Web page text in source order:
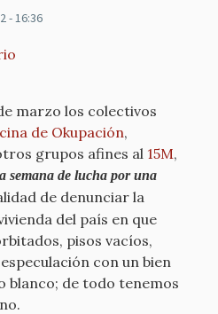
- 16:36
marzo los colectivos
de Okupación,
grupos afines al 15M,
semana de lucha por una
de denunciar la
del país en que
pisos vacíos,
con un bien
blanco; de todo tenemos